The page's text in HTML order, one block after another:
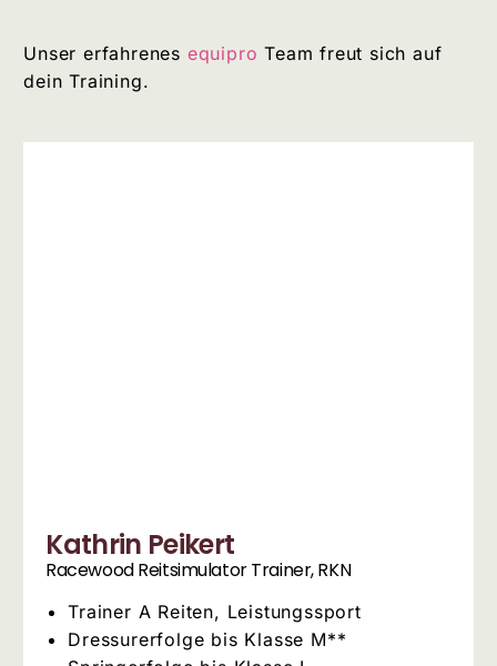
Unser erfahrenes equipro Team freut sich auf
dein Training.
Kathrin Peikert
Racewood Reitsimulator Trainer, RKN
Trainer A Reiten, Leistungssport
Dressurerfolge bis Klasse M**